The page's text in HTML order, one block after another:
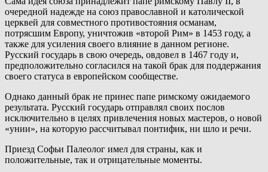
очередной надежде на союз православной и католической
церквей для совместного противостояния османам,
потрясшим Европу, уничтожив «второй Рим» в 1453 году, а
также для усиления своего влияние в данном регионе.
Русский государь в свою очередь, овдовел в 1467 году и,
предположительно согласился на такой брак для поддержания
своего статуса в европейском сообществе.
Однако данный брак не принес папе римскому ожидаемого
результата. Русский государь отправлял своих послов
исключительно в целях привлечения новых мастеров, о новой
«унии», на которую рассчитывал понтифик, ни шло и речи.
Приезд Софьи Палеолог имел для страны, как и
положительные, так и отрицательные моменты.